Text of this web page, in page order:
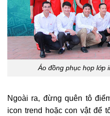
Áo đồng phục họp lớp
Ngoài ra, đừng quên tô
icon trend hoặc con vật để